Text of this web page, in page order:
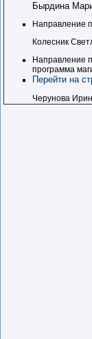
Бырдина
Колесник
Направление
программа
Перейти на
Черунова